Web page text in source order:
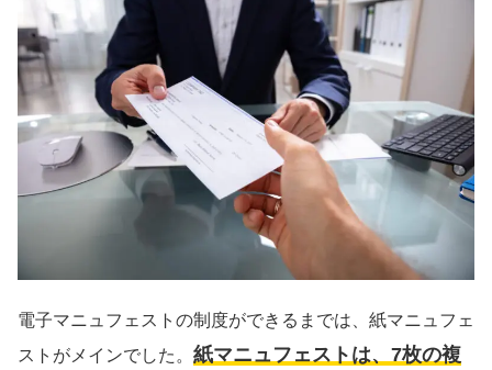
電子マニュフェストの制度ができるまでは、紙マニュフェ
ストがメインでした。 紙マニュフェストは、7枚の複